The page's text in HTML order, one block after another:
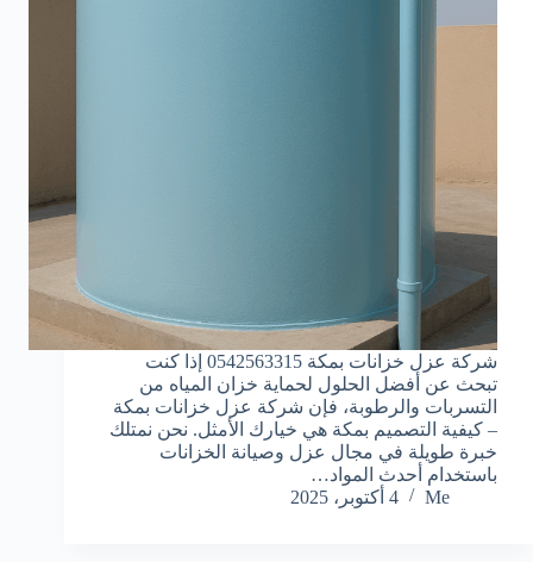
شركة عزل خزانات بمكة 0542563315 إذا كنت
تبحث عن أفضل الحلول لحماية خزان المياه من
التسربات والرطوبة، فإن شركة عزل خزانات بمكة
– كيفية التصميم بمكة هي خيارك الأمثل. نحن نمتلك
خبرة طويلة في مجال عزل وصيانة الخزانات
باستخدام أحدث المواد…
Me
4 أكتوبر، 2025